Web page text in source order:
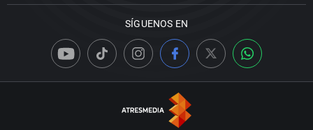
SÍGUENOS EN